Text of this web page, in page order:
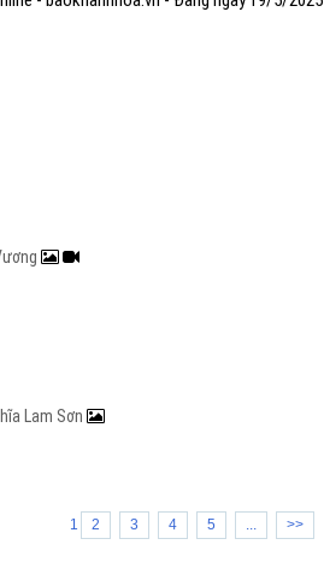
Lam Sơn
1 2 3 4 5 ... >>